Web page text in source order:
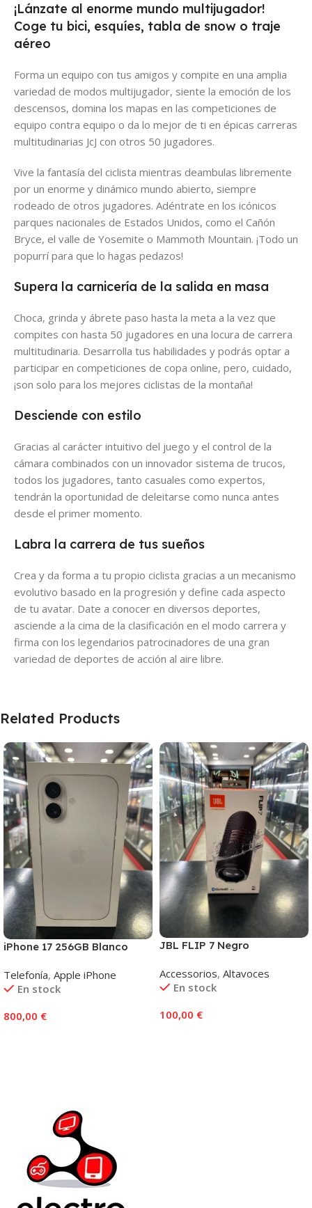
¡Lánzate al enorme mundo multijugador!
Coge tu bici, esquíes, tabla de snow o traje
aéreo
Forma un equipo con tus amigos y compite en una amplia
variedad de modos multijugador, siente la emoción de los
descensos, domina los mapas en las competiciones de
equipo contra equipo o da lo mejor de ti en épicas carreras
multitudinarias JcJ con otros 50 jugadores.
Vive la fantasía del ciclista mientras deambulas libremente
por un enorme y dinámico mundo abierto, siempre
rodeado de otros jugadores. Adéntrate en los icónicos
parques nacionales de Estados Unidos, como el Cañón
Bryce, el valle de Yosemite o Mammoth Mountain. ¡Todo un
popurrí para que lo hagas pedazos!
Supera la carnicería de la salida en masa
Choca, grinda y ábrete paso hasta la meta a la vez que
compites con hasta 50 jugadores en una locura de carrera
multitudinaria. Desarrolla tus habilidades y podrás optar a
participar en competiciones de copa online, pero, cuidado,
¡son solo para los mejores ciclistas de la montaña!
Desciende con estilo
Gracias al carácter intuitivo del juego y el control de la
cámara combinados con un innovador sistema de trucos,
todos los jugadores, tanto casuales como expertos,
tendrán la oportunidad de deleitarse como nunca antes
desde el primer momento.
Labra la carrera de tus sueños
Crea y da forma a tu propio ciclista gracias a un mecanismo
evolutivo basado en la progresión y define cada aspecto
de tu avatar. Date a conocer en diversos deportes,
asciende a la cima de la clasificación en el modo carrera y
firma con los legendarios patrocinadores de una gran
variedad de deportes de acción al aire libre.
Related Products
iPhone 17 256GB Blanco
Telefonía, Apple iPhone
En stock
800,00 €
JBL FLIP 7 Negro
Accessorios, Altavoces
En stock
100,00 €